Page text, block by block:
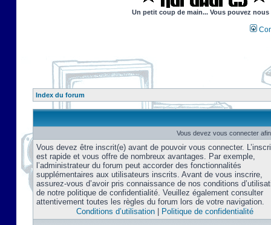
Un petit coup de main... Vous pouvez
Index du forum
Vous devez vous connecter
Vous devez être inscrit(e) avant de pouvoir vous connecter.
est rapide et vous offre de nombreux avantages. Par exemple,
l’administrateur du forum peut accorder des fonctionnalités
supplémentaires aux utilisateurs inscrits. Avant de vous inscrire,
assurez-vous d’avoir pris connaissance de nos conditions
de notre politique de confidentialité. Veuillez également consulter
attentivement toutes les règles du forum lors de votre navigation.
Conditions d’utilisation| Politique de confidentialité